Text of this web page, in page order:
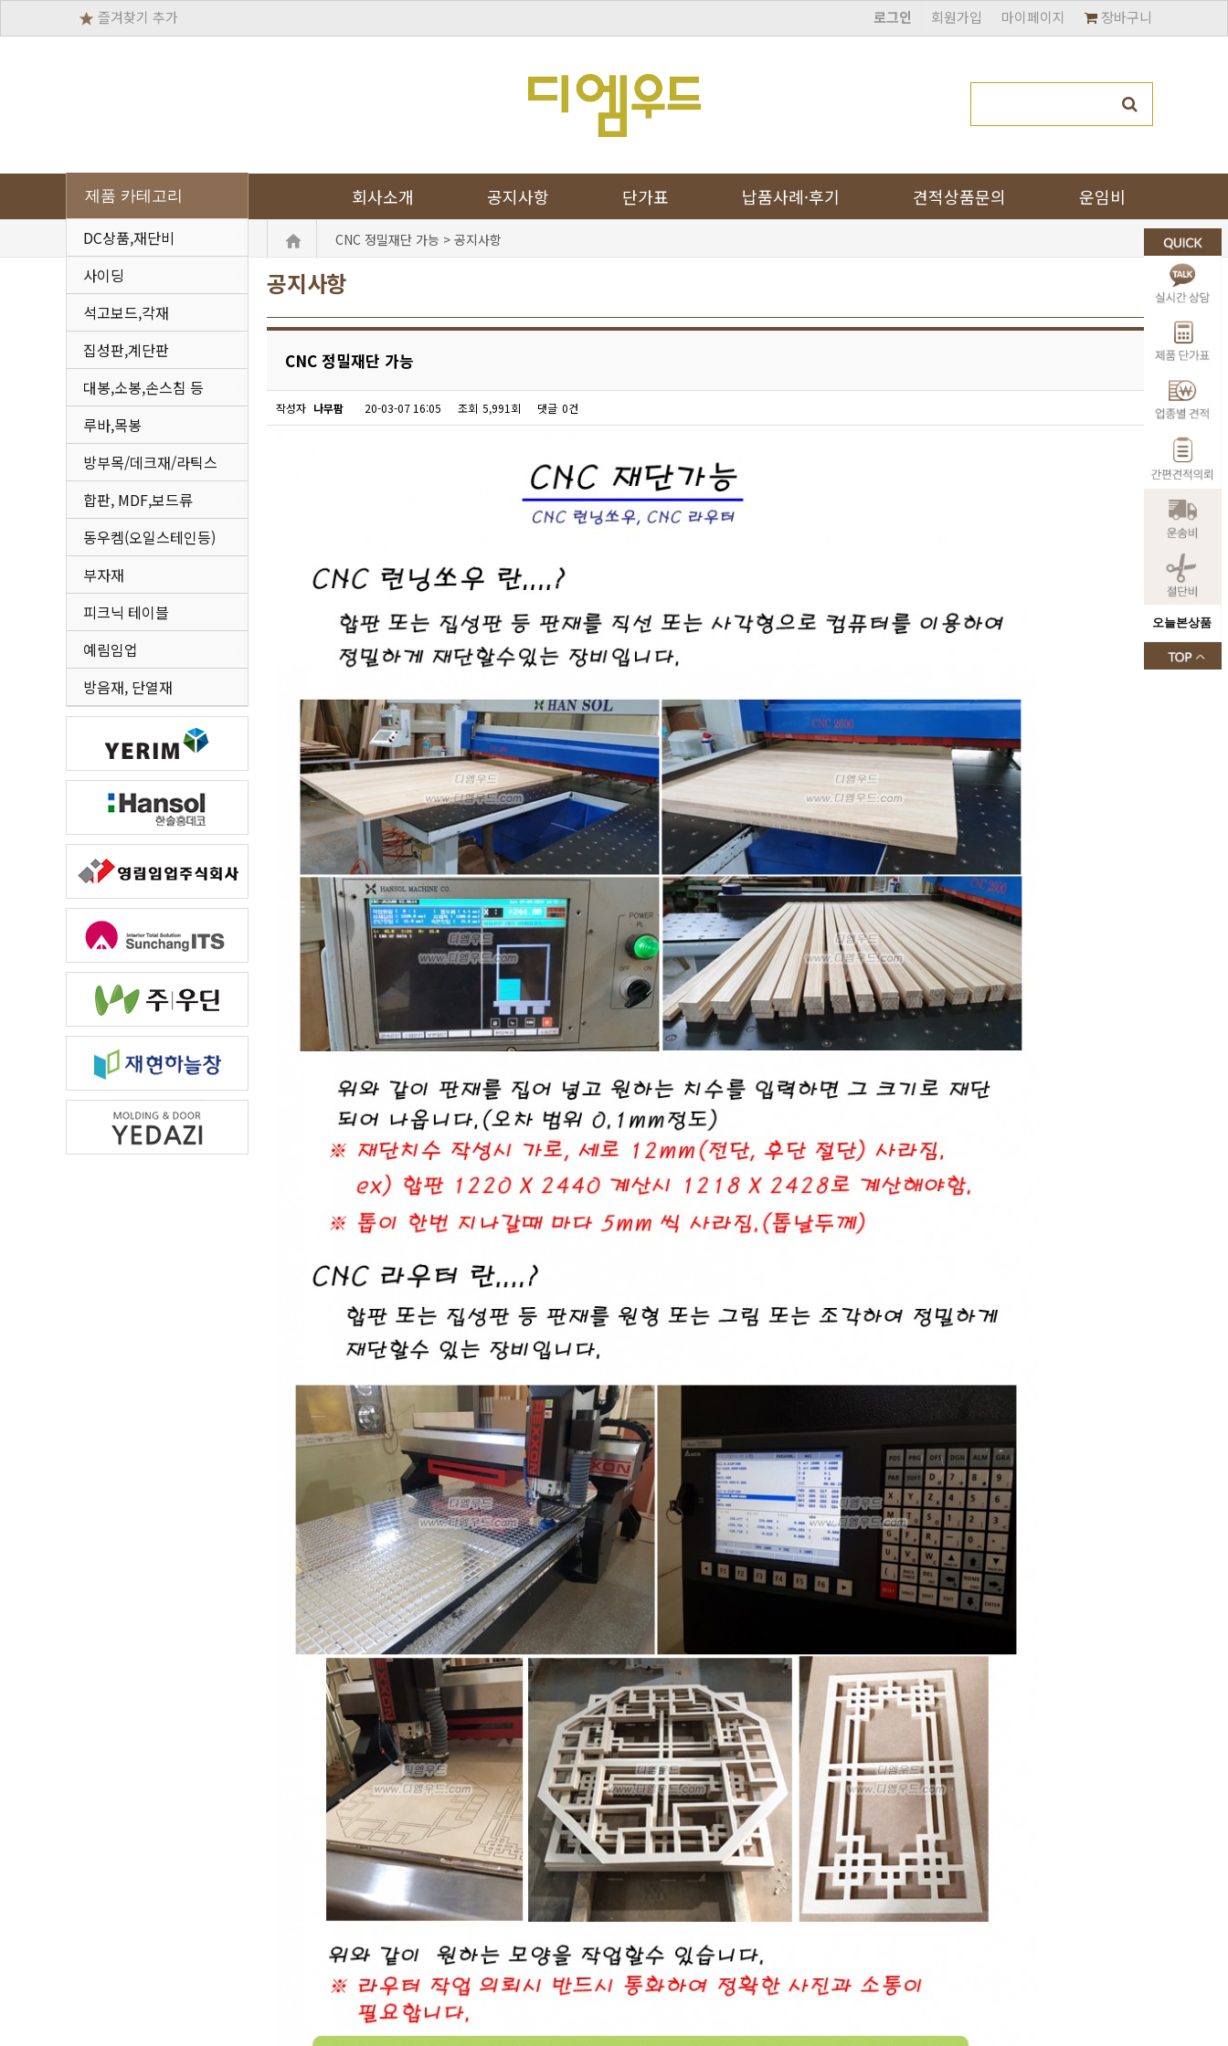
즐겨찾기 추가 장바구니
마이페이지
회원가입
로그인
운임비
견적상품문의
납품사례·후기
단가표
공지사항
회사소개
오늘본상품
CNC 정밀재단 가능 > 공지사항
공지사항
제품 카테고리
DC상품,재단비
사이딩
석고보드,각재
집성판,계단판
대봉,소봉,손스침 등
루바,목봉
방부목/데크재/라틱스
합판, MDF,보드류
동우켐(오일스테인등)
부자재
피크닉 테이블
예림임업
방음재, 단열재
CNC 정밀재단 가능
작성자 나무팜 20-03-07 16:05 조회 5,991회 댓글 0건